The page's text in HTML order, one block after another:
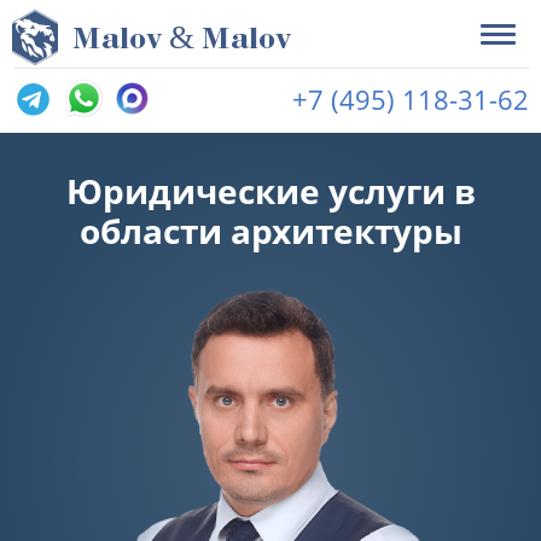
Malov & Malov
+7 (495) 118-31-62
Юридические услуги в
области архитектуры